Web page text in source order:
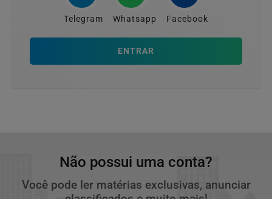
Telegram Whatsapp Facebook
ENTRAR
Não possui uma conta?
Você pode ler matérias exclusivas, anunciar